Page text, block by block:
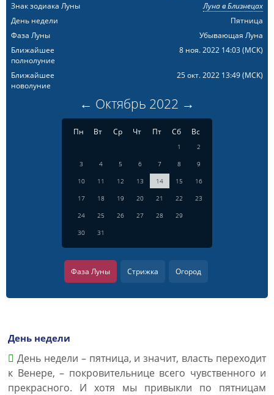
Знак зодиака Луны
Луна в Близнецах
День недели
Пятница
Фаза Луны
Убывающая Луна
Ближайшее
полнолуние
8 ноя. 2022 14:03(МСК)
Ближайшее
новолуние
25 окт. 2022 13:49(МСК)
← Октябрь 2022 →
Пн Вт Ср Чт Пт Сб Вс
1
2
3
4 5 6 7 8
9
10
11 12 13 14 15
16
17
18 19 20 21 22
23
24
25 26 27 28
29
30
31
Фаза Луны Стрижка Огород
День недели
День недели – пятница, и значит, власть переходит
к Венере, – покровительнице всего чувственного и
прекрасного. И хотя мы привыкли по пятницам